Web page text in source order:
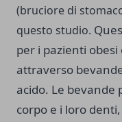
(bruciore di
questo studio.
per i pazienti
attraverso
acido. Le
corpo e i loro